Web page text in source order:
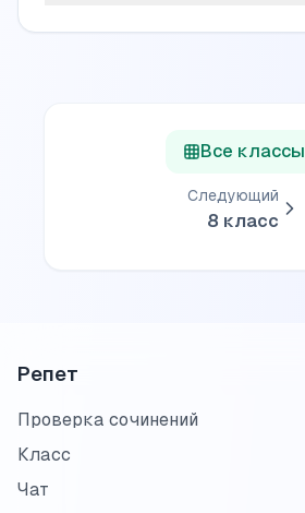
Все классы
Следующий
8 класс
Репет
Проверка сочинений
Класс
Чат